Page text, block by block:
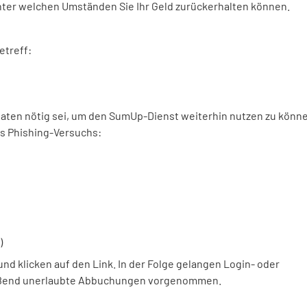
welchen Umständen Sie Ihr Geld zurückerhalten können.
nötig sei, um den SumUp-Dienst weiterhin nutzen zu
Phishing-Versuchs:
klicken auf den Link. In der Folge gelangen Login- oder
unerlaubte Abbuchungen vorgenommen.